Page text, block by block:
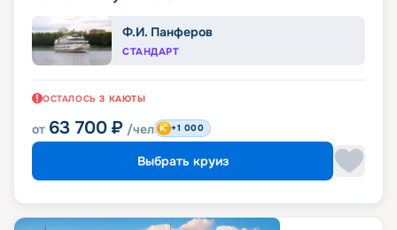
Ф.И. Панферов
СТАНДАРТ
ОСТАЛОСЬ 3 КАЮТЫ
от 63 700 ₽ /чел +1 000
Выбрать круиз